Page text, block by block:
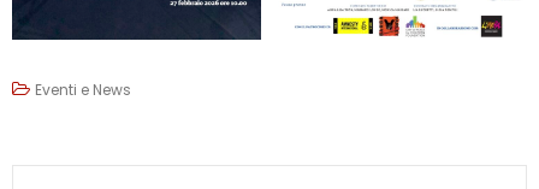
Eventi e News